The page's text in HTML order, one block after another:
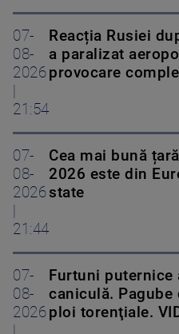
07-
08-
2026
21:54
Reacția Rusiei
a paralizat
provocare
07-
08-
2026
21:44
Cea mai bună
2026 este din
state
07-
08-
2026
Furtuni puternice
caniculă. Pagube
ploi torenţiale.